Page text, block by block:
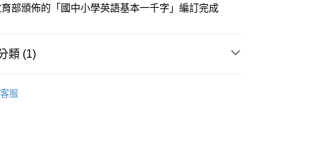
，滿NT$800(含以上)免運費
部頒佈的「國中小學英語基本一千字」編訂完成
類 (1)
客服